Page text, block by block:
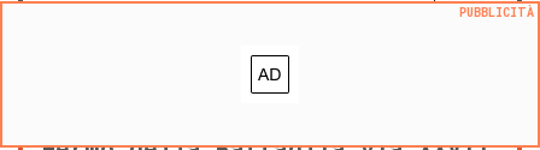
prezzo medio casa indipendente in zona OMI B4:2447€/m²PUBBLICITÀ